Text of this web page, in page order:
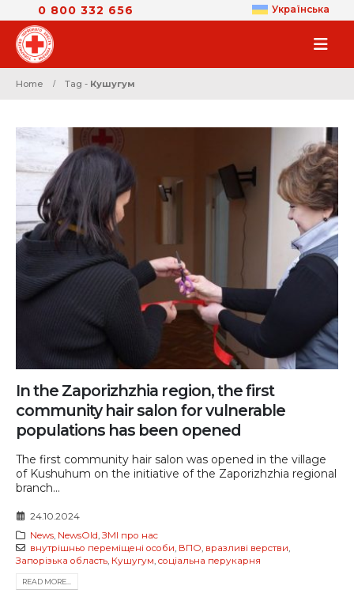
0 800 332 656 Українська
Home Tag - Кушугум
In the Zaporizhzhia region, the first
community hair salon for vulnerable
populations has been opened
The first community hair salon was opened in the village
of Kushuhum on the initiative of the Zaporizhzhia regional
branch...
24.10.2024
News, NewsOld ЗМІ про нас
внутрішньо переміщені особи ВПО вразливі верстви
Запорізька область Кушугум соціальна перукарня
READ MORE...